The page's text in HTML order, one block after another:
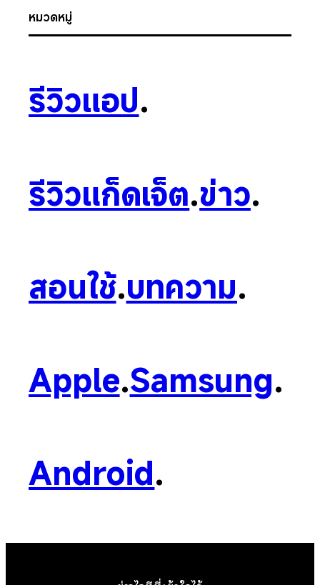
หมวดหมู่
รีวิวแอป.
รีวิวแก็ดเจ็ต.ข่าว.
สอนใช้.บทความ.
Apple.Samsung.
Android.